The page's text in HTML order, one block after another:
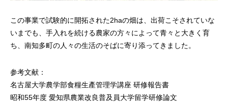
この事業で試験的に開拓された2haの畑は、出荷こそされていな
いまでも、手入れを続ける農家の方々によって青々と大きく育
ち、南知多町の人々の生活のそばに寄り添ってきました。
参考文献：
名古屋大学農学部食糧生產管理学講座 研修報告書
昭和55年度 愛知県農業改良普及員大学留学研修論文